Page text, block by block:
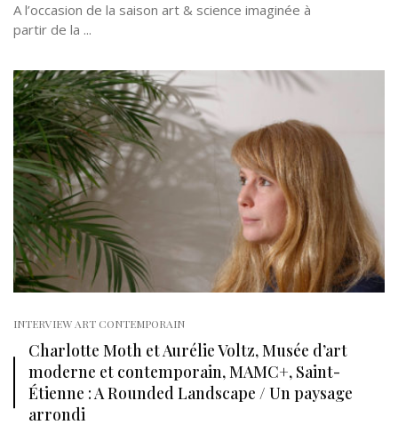
A l’occasion de la saison art & science imaginée à
partir de la ...
INTERVIEW ART CONTEMPORAIN
Charlotte Moth et Aurélie Voltz, Musée d’art
moderne et contemporain, MAMC+, Saint-
Étienne : A Rounded Landscape / Un paysage
arrondi